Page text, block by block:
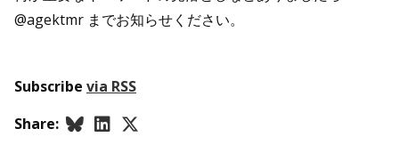
@agektmr までお知らせください。
Subscribe via RSS
Share: